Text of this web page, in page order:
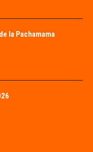
la Pachamama